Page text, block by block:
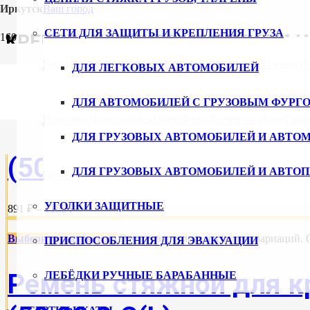
ИркутскВаш город
ВладивостокВолгоградВоронежЕкатеринбург
Новгород
ПетербургУльяновскУфаХабаровскЧебоксары
СЕТИ ДЛЯ ЗАЩИТЫ И КРЕПЛЕНИЯ ГРУЗА
ДЛЯ ЛЕГКОВЫХ АВТОМОБИЛЕЙ
ДЛЯ АВТОМОБИЛЕЙ С ГРУЗОВЫМ
ДЛЯ ГРУЗОВЫХ АВТОМОБИЛЕЙ И
ДЛЯ ГРУЗОВЫХ АВТОМОБИЛЕЙ И
УГОЛКИ ЗАЩИТНЫЕ
ПРИСПОСОБЛЕНИЯ ДЛЯ ЭВАКУАЦИИ
ЛЕБЁДКИ РУЧНЫЕ БАРАБАННЫЕ
КРЕПЛЕНИЕ ГРУЗА НА РЕЧНОМ
Ремень стяжной для
(50.20.1.С(L)
891 ₽ – 1155 ₽
Выберите параметры Этот товар имеет несколько
Ремень стяжной для